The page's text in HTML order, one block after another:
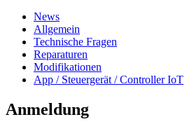
News
Allgemein
Technische Fragen
Reparaturen
Modifikationen
App / Steuergerät / Controller IoT
Anmeldung